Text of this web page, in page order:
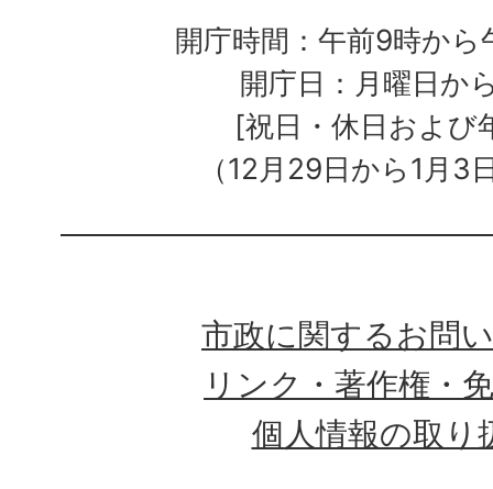
開庁時間：午前9時か
開庁日：月曜日か
[祝日・休日および
（12月29日から1月3
市政に関するお問
リンク・著作権・
個人情報の取り